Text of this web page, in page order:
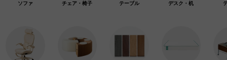
ソファ チェア・椅子 テーブル デスク・机